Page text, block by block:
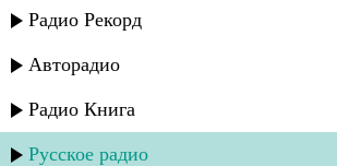
Радио Рекорд
Авторадио
Радио Книга
Русское радио
Мирханум Шарипова - Свет души